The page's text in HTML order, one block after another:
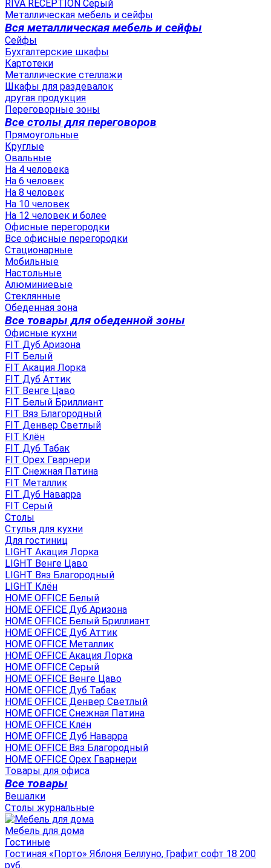
RIVA RECEPTION Серый
Металлическая мебель и сейфы
Вся металлическая мебель и сейфы
Сейфы
Бухгалтерские шкафы
Картотеки
Металлические стеллажи
Шкафы для раздевалок
другая продукция
Переговорные зоны
Все столы для переговоров
Прямоугольные
Круглые
Овальные
На 4 человека
На 6 человек
На 8 человек
На 10 человек
На 12 человек и более
Офисные перегородки
Все офисные перегородки
Стационарные
Мобильные
Настольные
Алюминиевые
Стеклянные
Обеденная зона
Все товары для обеденной зоны
Офисные кухни
FIT Дуб Аризона
FIT Белый
FIT Акация Лорка
FIT Дуб Аттик
FIT Венге Цаво
FIT Белый Бриллиант
FIT Вяз Благородный
FIT Денвер Светлый
FIT Клён
FIT Дуб Табак
FIT Орех Гварнери
FIT Снежная Патина
FIT Металлик
FIT Дуб Наварра
FIT Серый
Столы
Стулья для кухни
Для гостиниц
LIGHT Акация Лорка
LIGHT Венге Цаво
LIGHT Вяз Благородный
LIGHT Клён
HOME OFFICE Белый
HOME OFFICE Дуб Аризона
HOME OFFICE Белый Бриллиант
HOME OFFICE Дуб Аттик
HOME OFFICE Металлик
HOME OFFICE Акация Лорка
HOME OFFICE Серый
HOME OFFICE Венге Цаво
HOME OFFICE Дуб Табак
HOME OFFICE Денвер Светлый
HOME OFFICE Снежная Патина
HOME OFFICE Клён
HOME OFFICE Дуб Наварра
HOME OFFICE Вяз Благородный
HOME OFFICE Орех Гварнери
Товары для офиса
Все товары
Вешалки
Столы журнальные
Мебель для дома
Гостиные
Гостиная «Порто» Яблоня Беллуно, Графит софт 18 200
руб.